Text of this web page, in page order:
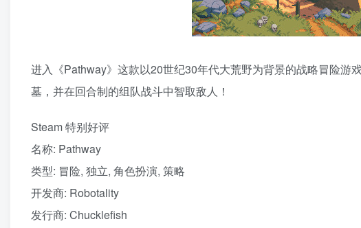
进入《Pathway》这款以20世纪30年代大荒野为背景的战略冒险
墓，并在回合制的组队战斗中智取敌人！
Steam 特别好评
名称: Pathway
类型: 冒险, 独立, 角色扮演, 策略
开发商: Robotality
发行商: Chucklefish